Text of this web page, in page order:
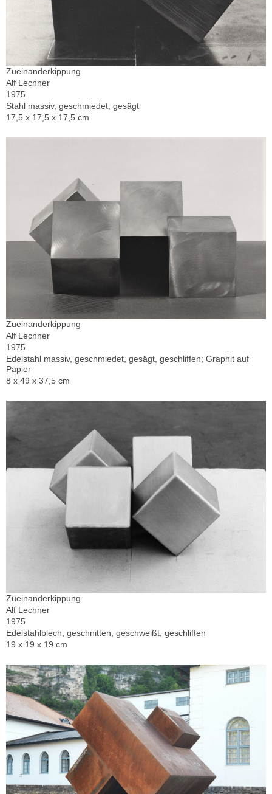
Zueinanderkippung
Alf Lechner
1975
Stahl massiv, geschmiedet, gesägt
17,5 x 17,5 x 17,5 cm
Zueinanderkippung
Alf Lechner
1975
Edelstahl massiv, geschmiedet, gesägt, geschliffen; Graphit auf
Papier
8 x 49 x 37,5 cm
Zueinanderkippung
Alf Lechner
1975
Edelstahlblech, geschnitten, geschweißt, geschliffen
19 x 19 x 19 cm